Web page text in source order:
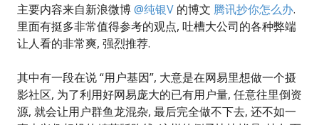
主要内容来自新浪微博@纯银V 的博文 腾讯抄你怎么办.
里面有挺多非常值得参考的观点, 吐槽大公司的各种弊端
让人看的非常爽, 强烈推荐.
其中有一段在说 “用户基因”, 大意是在网易里想做一个摄
影社区, 为了利用好网易庞大的已有用户量, 任意往里倒资
源, 就会让用户群鱼龙混杂, 最后完全做不下去, 还不如一